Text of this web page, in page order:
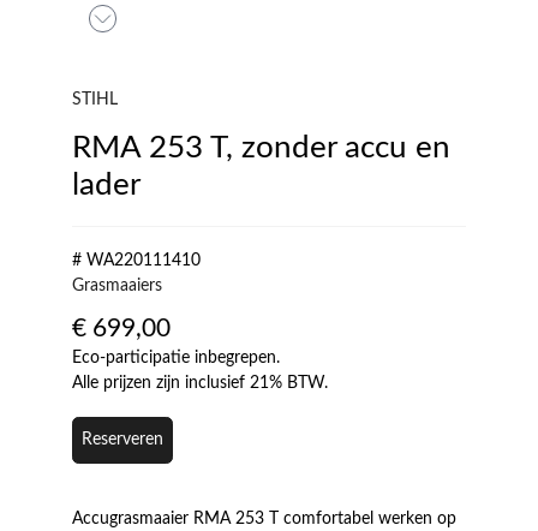
STIHL
RMA 253 T, zonder accu en
lader
# WA220111410
Grasmaaiers
€ 699,00
Eco-participatie inbegrepen.
Alle prijzen zijn inclusief 21% BTW.
Reserveren
Accugrasmaaier RMA 253 T comfortabel werken op